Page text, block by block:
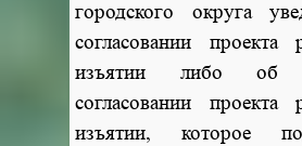
городского округа
согласовании
изъятии либо об
согласовании
изъятии, которое